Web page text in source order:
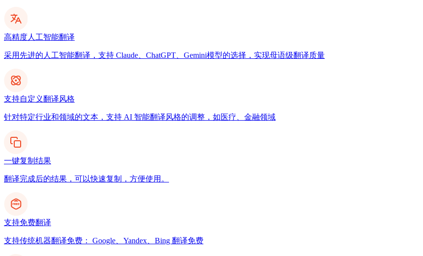
高精度人工智能翻译
采用先进的人工智能翻译，支持 Claude、ChatGPT、Gemini模型的选择，实现母语级翻译质量
支持自定义翻译风格
针对特定行业和领域的文本，支持 AI 智能翻译风格的调整，如医疗、金融领域
一键复制结果
翻译完成后的结果，可以快速复制，方便使用。
支持免费翻译
支持传统机器翻译免费： Google、Yandex、Bing 翻译免费